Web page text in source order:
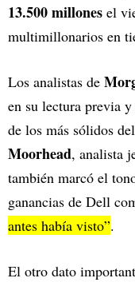
13.500 millones el
multimillonarios en
Los analistas de
en su lectura previa
de los más sólidos
Moorhead, analista
también marcó el
ganancias de Dell
antes había visto”.
El otro dato